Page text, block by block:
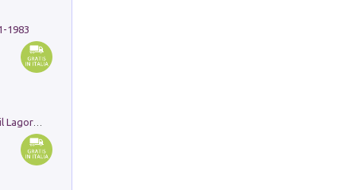
1983